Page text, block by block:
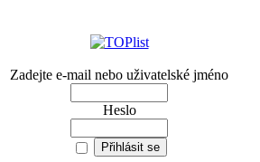
Zadejte e-mail nebo uživatelské jméno
Heslo